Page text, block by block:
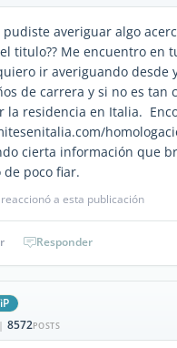
pudiste averiguar algo
titulo?? Me encuentro en
ir averiguando desde
de carrera y si no es tan
la residencia en Italia.
cierta información que
de poco fiar.
a esta publicación
Responder
| 8572POSTS